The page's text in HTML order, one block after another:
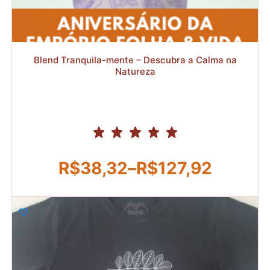
Blend Tranquila-mente – Descubra a Calma na
Natureza
R$38,32–R$127,92
Faixa
de
preço:
através
R$